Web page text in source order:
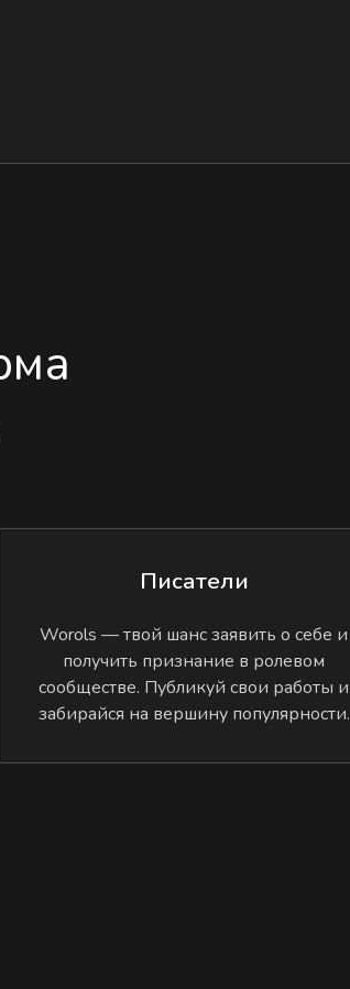
Писатели
Worols — твой шанс заявить о себе и
получить признание в ролевом
сообществе. Публикуй свои работы и
забирайся на вершину популярности.